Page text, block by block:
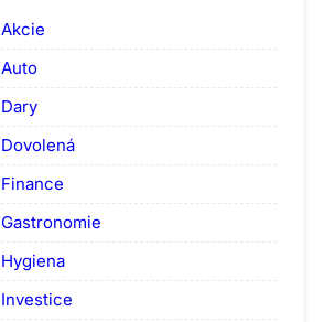
Akcie
Auto
Dary
Dovolená
Finance
Gastronomie
Hygiena
Investice